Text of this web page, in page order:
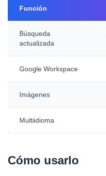
Función
Búsqueda
actualizada
Google Workspace
Imágenes
Multiidioma
Cómo usarlo